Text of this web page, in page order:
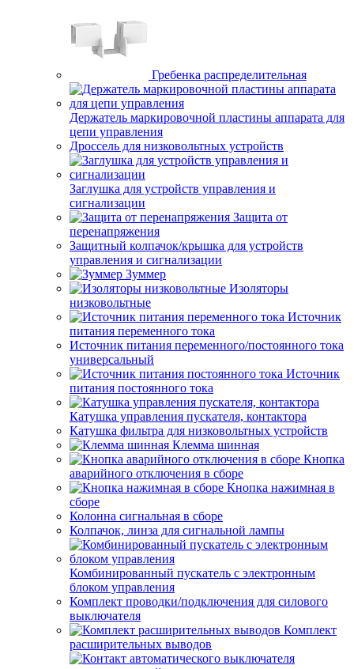
Гребенка распределительная
Держатель маркировочной пластины аппарата для
цепи управления
Дроссель для низковольтных устройств
Заглушка для устройств управления и
сигнализации
Защита от
перенапряжения
Защитный колпачок/крышка для устройств
управления и сигнализации
Зуммер
Изоляторы
низковольтные
Источник
питания переменного тока
Источник питания переменного/постоянного тока
универсальный
Источник
питания постоянного тока
Катушка управления пускателя, контактора
Катушка фильтра для низковольтных устройств
Клемма шинная
Кнопка
аварийного отключения в сборе
Кнопка нажимная в
сборе
Колонна сигнальная в сборе
Колпачок, линза для сигнальной лампы
Комбинированный пускатель с электронным
блоком управления
Комплект проводки/подключения для силового
выключателя
Комплект
расширительных выводов